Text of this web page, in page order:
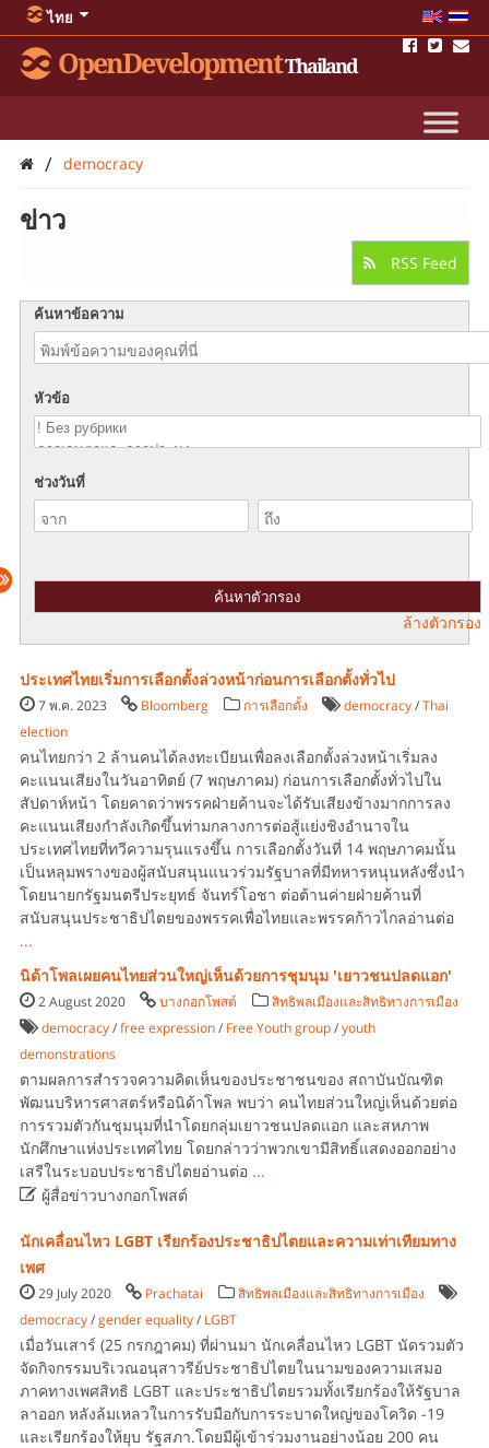
ไทย
OpenDevelopmentThailand
/ democracy
ข่าว
RSS Feed
ค้นหาข้อความ
หัวข้อ
ช่วงวันที่
ล้างตัวกรอง
ประเทศไทยเริ่มการเลือกตั้งล่วงหน้าก่อนการเลือกตั้งทั่วไป
7 พ.ค. 2023 Bloomberg การเลือกตั้ง democracy/Thai
election
คนไทยกว่า 2 ล้านคนได้ลงทะเบียนเพื่อลงเลือกตั้งล่วงหน้าเริ่มลง
คะแนนเสียงในวันอาทิตย์ (7 พฤษภาคม) ก่อนการเลือกตั้งทั่วไปใน
สัปดาห์หน้า โดยคาดว่าพรรคฝ่ายค้านจะได้รับเสียงข้างมากการลง
คะแนนเสียงกำลังเกิดขึ้นท่ามกลางการต่อสู้แย่งชิงอำนาจใน
ประเทศไทยที่ทวีความรุนแรงขึ้น การเลือกตั้งวันที่ 14 พฤษภาคมนั้น
เป็นหลุมพรางของผู้สนับสนุนแนวร่วมรัฐบาลที่มีทหารหนุนหลังซึ่งนำ
โดยนายกรัฐมนตรีประยุทธ์ จันทร์โอชา ต่อต้านค่ายฝ่ายค้านที่
สนับสนุนประชาธิปไตยของพรรคเพื่อไทยและพรรคก้าวไกลอ่านต่อ
...
นิด้าโพลเผยคนไทยส่วนใหญ่เห็นด้วยการชุมนุม 'เยาวชนปลดแอก'
2 August 2020 บางกอกโพสต์
สิทธิพลเมืองและสิทธิทางการเมือง
democracy/free expression/ Free Youth group/youth
demonstrations
ตามผลการสำรวจความคิดเห็นของประชาชนของ สถาบันบัณฑิต
พัฒนบริหารศาสตร์หรือนิด้าโพล พบว่า คนไทยส่วนใหญ่เห็นด้วยต่อ
การรวมตัวกันชุมนุมที่นำโดยกลุ่มเยาวชนปลดแอก และสหภาพ
นักศึกษาแห่งประเทศไทย โดยกล่าวว่าพวกเขามีสิทธิ์แสดงออกอย่าง
เสรีในระบอบประชาธิปไตยอ่านต่อ ...
ผู้สื่อข่าวบางกอกโพสต์
นักเคลื่อนไหว LGBT เรียกร้องประชาธิปไตยและความเท่าเทียมทาง
เพศ
29 July 2020 Prachatai
สิทธิพลเมืองและสิทธิทางการเมือง
democracy/gender equality/ LGBT
เมื่อวันเสาร์ (25 กรกฎาคม) ที่ผ่านมา นักเคลื่อนไหว LGBT นัดรวมตัว
จัดกิจกรรมบริเวณอนุสาวรีย์ประชาธิปไตยในนามของความเสมอ
ภาคทางเพศสิทธิ LGBT และประชาธิปไตยรวมทั้งเรียกร้องให้รัฐบาล
ลาออก หลังล้มเหลวในการรับมือกับการระบาดใหญ่ของโควิด -19
และเรียกร้องให้ยุบ รัฐสภา.โดยมีผู้เข้าร่วมงานอย่างน้อย 200 คน